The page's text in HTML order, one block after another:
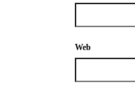
Web